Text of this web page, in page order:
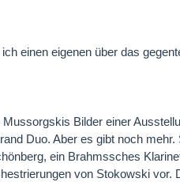
einen eigenen über das
Bilder einer
Duo. Aber es gibt noch mehr.
ein Brahmssches
von Stokowski vor.